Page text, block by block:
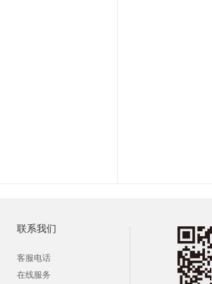
联系我们
客服电话
在线服务